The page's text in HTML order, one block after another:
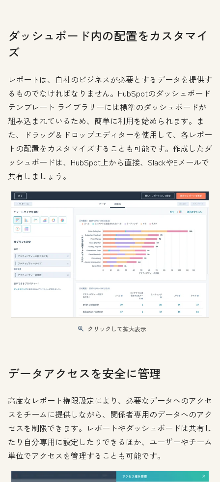
ダッシュボード内の配置をカスタマイ
ズ
レポートは、自社のビジネスが必要とするデータを提供す
るものでなければなりません。HubSpotのダッシュボード
テンプレート ライブラリーには標準のダッシュボードが
組み込まれているため、簡単に利用を始められます。ま
た、ドラッグ＆ドロップエディターを使用して、各レポー
トの配置をカスタマイズすることも可能です。作成したダ
ッシュボードは、HubSpot上から直接、SlackやEメールで
共有しましょう。
クリックして拡大表示
データアクセスを安全に管理
高度なレポート権限設定により、必要なデータへのアクセ
スをチームに提供しながら、関係者専用のデータへのアク
セスを制限できます。レポートやダッシュボードは共有し
たり自分専用に設定したりできるほか、ユーザーやチーム
単位でアクセスを管理することも可能です。